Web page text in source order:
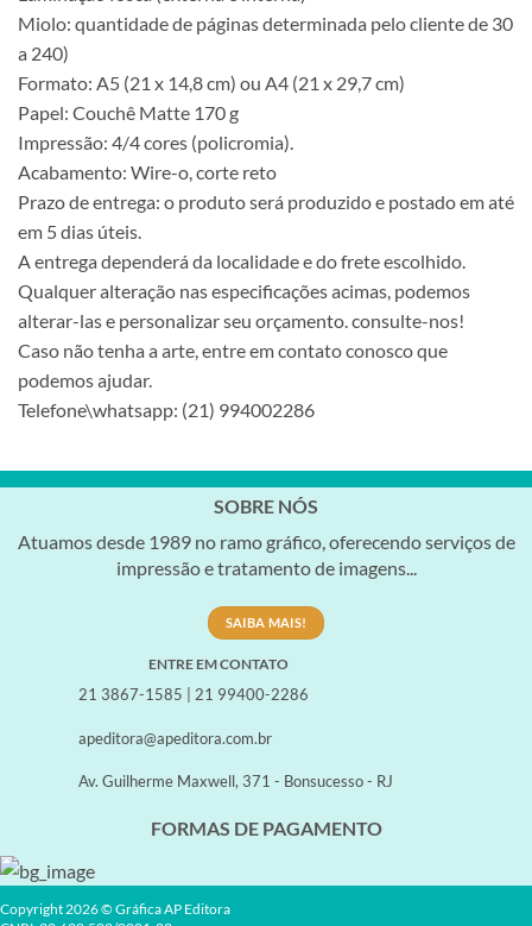
Miolo: quantidade de páginas determinada pelo cliente de 30
a 240)
Formato: A5 (21 x 14,8 cm) ou A4 (21 x 29,7 cm)
Papel: Couchê Matte 170 g
Impressão: 4/4 cores (policromia).
Acabamento: Wire-o, corte reto
Prazo de entrega: o produto será produzido e postado em até
em 5 dias úteis.
A entrega dependerá da localidade e do frete escolhido.
Qualquer alteração nas especificações acimas, podemos
alterar-las e personalizar seu orçamento. consulte-nos!
Caso não tenha a arte, entre em contato conosco que
podemos ajudar.
Telefone\whatsapp: (21) 994002286
SOBRE NÓS
Atuamos desde 1989 no ramo gráfico, oferecendo serviços de
impressão e tratamento de imagens...
SAIBA MAIS!
ENTRE EM CONTATO
21 3867-1585 | 21 99400-2286
apeditora@apeditora.com.br
Av. Guilherme Maxwell, 371 - Bonsucesso - RJ
FORMAS DE PAGAMENTO
Copyright 2026 © Gráfica AP Editora